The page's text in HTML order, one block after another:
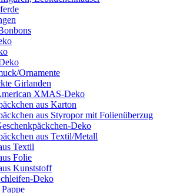
Ornamente
Girlanden
XMAS-Deko
aus Karton
aus Styropor mit Folienüberzug
Deko
aus Textil/Metall
Textil
Folie
Kunststoff
Deko